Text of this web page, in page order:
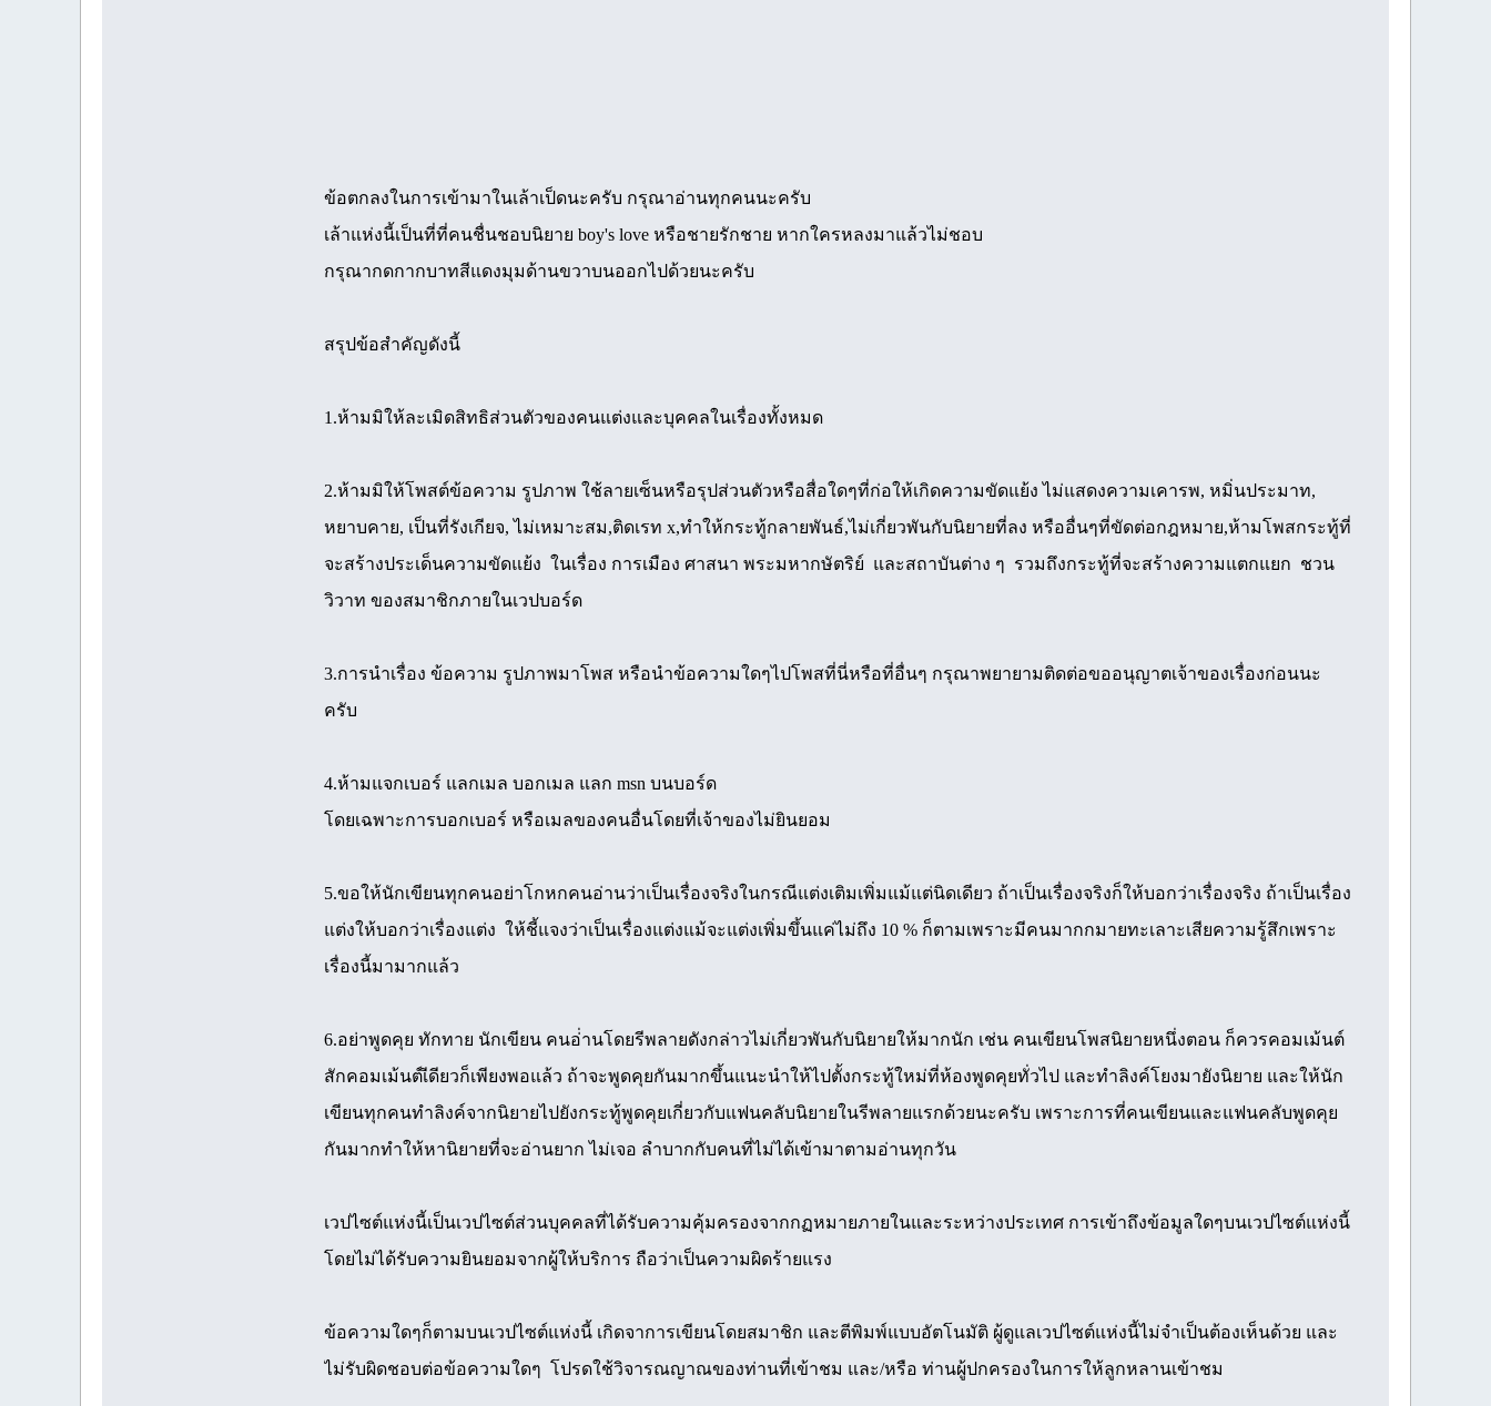
ข้อตกลงในการเข้ามาในเล้าเป็ดนะครับ กรุณาอ่านทุกคนนะครับ
เล้าแห่งนี้เป็นที่ที่คนชื่นชอบนิยาย boy's love หรือชายรักชาย หากใครหลงมาแล้วไม่ชอบ
กรุณากดกากบาทสีแดงมุมด้านขวาบนออกไปด้วยนะครับ
สรุปข้อสำคัญดังนี้
1.ห้ามมิให้ละเมิดสิทธิส่วนตัวของคนแต่งและบุคคลในเรื่องทั้งหมด
2.ห้ามมิให้โพสต์ข้อความ รูปภาพ ใช้ลายเซ็นหรือรุปส่วนตัวหรือสื่อใดๆที่ก่อให้เกิดความขัดแย้ง ไม่แสดงความเคารพ, หมิ่นประมาท,
หยาบคาย, เป็นที่รังเกียจ, ไม่เหมาะสม,ติดเรท x,ทำให้กระทู้กลายพันธ์,ไม่เกี่ยวพันกับนิยายที่ลง หรืออื่นๆที่ขัดต่อกฎหมาย,ห้ามโพสกระทู้ที่
จะสร้างประเด็นความขัดแย้ง ในเรื่อง การเมือง ศาสนา พระมหากษัตริย์ และสถาบันต่าง ๆ รวมถึงกระทู้ที่จะสร้างความแตกแยก ชวน
วิวาท ของสมาชิกภายในเวปบอร์ด
3.การนำเรื่อง ข้อความ รูปภาพมาโพส หรือนำข้อความใดๆไปโพสที่นี่หรือที่อื่นๆ กรุณาพยายามติดต่อขออนุญาตเจ้าของเรื่องก่อนนะ
ครับ
4.ห้ามแจกเบอร์ แลกเมล บอกเมล แลก msn บนบอร์ด
โดยเฉพาะการบอกเบอร์ หรือเมลของคนอื่นโดยที่เจ้าของไม่ยินยอม
5.ขอให้นักเขียนทุกคนอย่าโกหกคนอ่านว่าเป็นเรื่องจริงในกรณีแต่งเติมเพิ่มแม้แต่นิดเดียว ถ้าเป็นเรื่องจริงก็ให้บอกว่าเรื่องจริง ถ้าเป็นเรื่อง
แต่งให้บอกว่าเรื่องแต่ง ให้ชี้แจงว่าเป็นเรื่องแต่งแม้จะแต่งเพิ่มขึ้นแค่ไม่ถึง 10 % ก็ตามเพราะมีคนมากกมายทะเลาะเสียความรู้สึกเพราะ
เรื่องนี้มามากแล้ว
6.อย่าพูดคุย ทักทาย นักเขียน คนอ่่านโดยรีพลายดังกล่าวไม่เกี่ยวพันกับนิยายให้มากนัก เช่น คนเขียนโพสนิยายหนึ่งตอน ก็ควรคอมเม้นต์
สักคอมเม้นต์เีดียวก็เพียงพอแล้ว ถ้าจะพูดคุยกันมากขึ้นแนะนำให้ไปตั้งกระทู้ใหม่ที่ห้องพูดคุยทั่วไป และทำลิงค์โยงมายังนิยาย และให้นัก
เขียนทุกคนทำลิงค์จากนิยายไปยังกระทู้พูดคุยเกี่ยวกับแฟนคลับนิยายในรีพลายแรกด้วยนะครับ เพราะการที่คนเขียนและแฟนคลับพูดคุย
กันมากทำให้หานิยายที่จะอ่านยาก ไม่เจอ ลำบากกับคนที่ไม่ได้เข้ามาตามอ่านทุกวัน
เวปไซต์แห่งนี้เป็นเวปไซต์ส่วนบุคคลที่ได้รับความคุ้มครองจากกฏหมายภายในและระหว่างประเทศ การเข้าถึงข้อมูลใดๆบนเวปไซต์แห่งนี้
โดยไม่ได้รับความยินยอมจากผู้ให้บริการ ถือว่าเป็นความผิดร้ายแรง
ข้อความใดๆก็ตามบนเวปไซต์แห่งนี้ เกิดจาการเขียนโดยสมาชิก และตีพิมพ์แบบอัตโนมัติ ผู้ดูแลเวปไซต์แห่งนี้ไม่จำเป็นต้องเห็นด้วย และ
ไม่รับผิดชอบต่อข้อความใดๆ โปรดใช้วิจารณญาณของท่านที่เข้าชม และ/หรือ ท่านผู้ปกครองในการให้ลูกหลานเข้าชม